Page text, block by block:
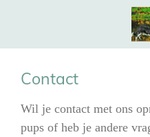
naar
hoofdinhoud
Contact
Wil je contact met ons
pups of heb je andere